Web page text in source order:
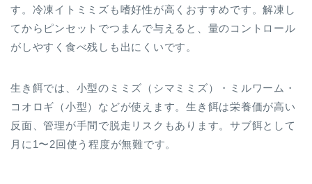
す。冷凍イトミミズも嗜好性が高くおすすめです。解凍し
てからピンセットでつまんで与えると、量のコントロール
がしやすく食べ残しも出にくいです。
生き餌では、小型のミミズ（シマミミズ）・ミルワーム・
コオロギ（小型）などが使えます。生き餌は栄養価が高い
反面、管理が手間で脱走リスクもあります。サブ餌として
月に1〜2回使う程度が無難です。